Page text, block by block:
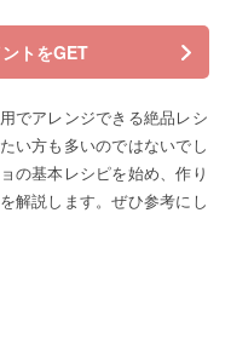
トをGET
でアレンジできる絶品レシ
い方も多いのではないでし
の基本レシピを始め、作り
解説します。ぜひ参考にし